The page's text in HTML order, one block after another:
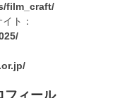
film_craft/
ト：